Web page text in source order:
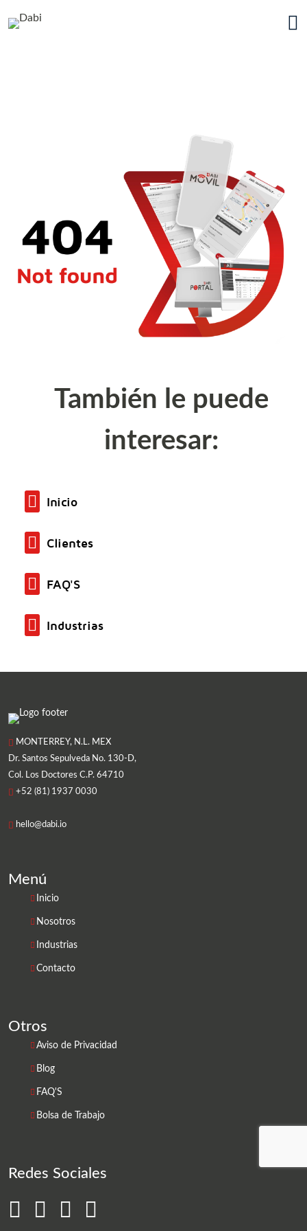
Ir a la página principal de
También le puede
interesar:
Inicio
Clientes
FAQ'S
Industrias
MONTERREY, N.L. MEX
Dr. Santos Sepulveda No. 130-D,
Col. Los Doctores C.P. 64710
+52 (81) 1937 0030
hello@dabi.io
Menú
Inicio
Nosotros
Industrias
Contacto
Otros
Aviso de Privacidad
Blog
FAQ'S
Bolsa de Trabajo
Redes Sociales